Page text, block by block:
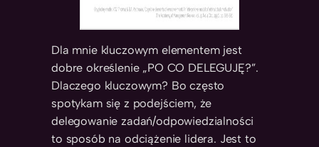
Dla mnie kluczowym elementem jest
dobre określenie „PO CO DELEGUJĘ?”.
Dlaczego kluczowym? Bo często
spotykam się z podejściem, że
delegowanie zadań/odpowiedzialności
to sposób na odciążenie lidera. Jest to